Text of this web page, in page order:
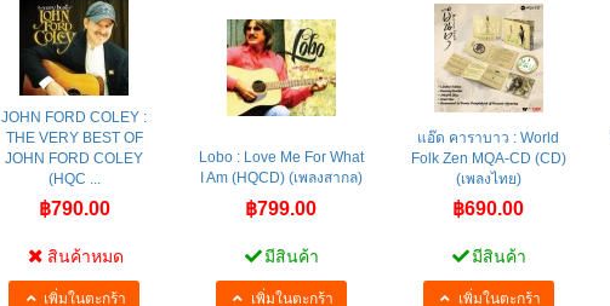
JOHN FORD COLEY :
THE VERY BEST OF
JOHN FORD COLEY
(HQC ...
฿790.00
สินค้าหมด
เพิ่มในตะกร้า
Lobo : Love Me For What
I Am (HQCD) (เพลงสากล)
฿799.00
มีสินค้า
เพิ่มในตะกร้า
แอ๊ด คาราบาว : World
Folk Zen MQA-CD (CD)
(เพลงไทย)
฿690.00
มีสินค้า
เพิ่มในตะกร้า